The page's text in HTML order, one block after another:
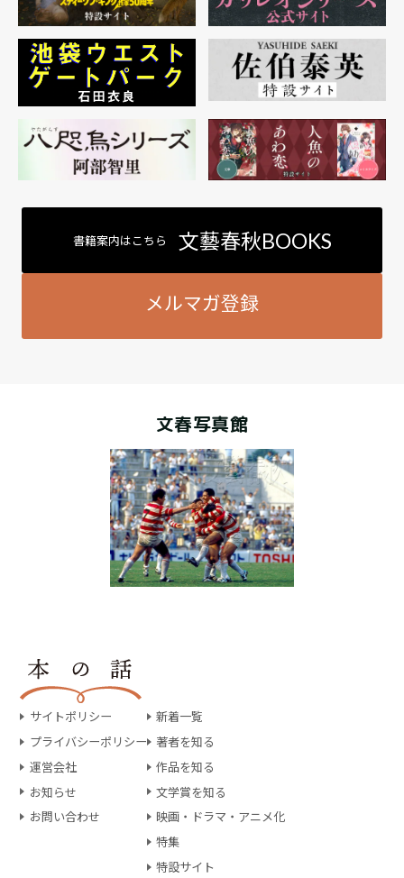
書籍案内はこちら 文藝春秋BOOKS
メルマガ登録
文春写真館
サイトポリシー
プライバシーポリシー
運営会社
お知らせ
お問い合わせ
新着一覧
著者を知る
作品を知る
文学賞を知る
映画・ドラマ・アニメ化
特集
特設サイト